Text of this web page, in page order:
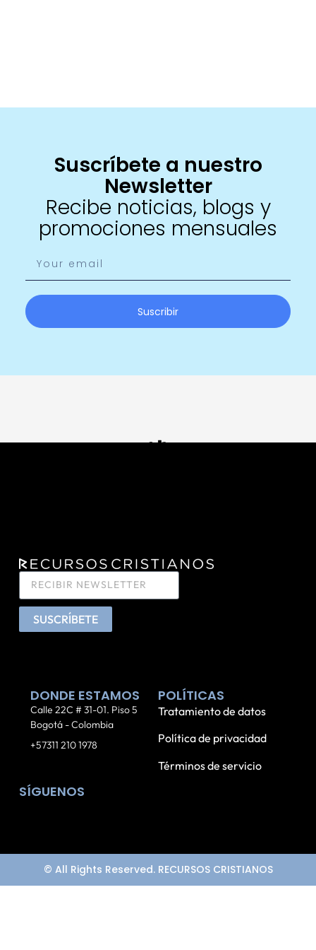
Suscríbete a nuestro
Newsletter
Recibe noticias, blogs y
promociones mensuales
Suscribir
SUSCRÍBETE
DONDE ESTAMOS
Calle 22C # 31-01. Piso 5
Bogotá - Colombia
+57311 210 1978
POLÍTICAS
Tratamiento de datos
Política de privacidad
Términos de servicio
SÍGUENOS
© All Rights Reserved. RECURSOS CRISTIANOS